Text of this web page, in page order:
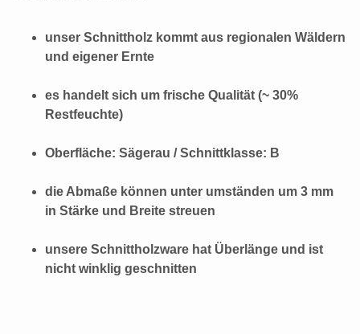
unser Schnittholz kommt aus regionalen Wäldern
und eigener Ernte
es handelt sich um frische Qualität (~ 30%
Restfeuchte)
Oberfläche: Sägerau / Schnittklasse: B
die Abmaße können unter umständen um 3 mm
in Stärke und Breite streuen
unsere Schnittholzware hat Überlänge und ist
nicht winklig geschnitten